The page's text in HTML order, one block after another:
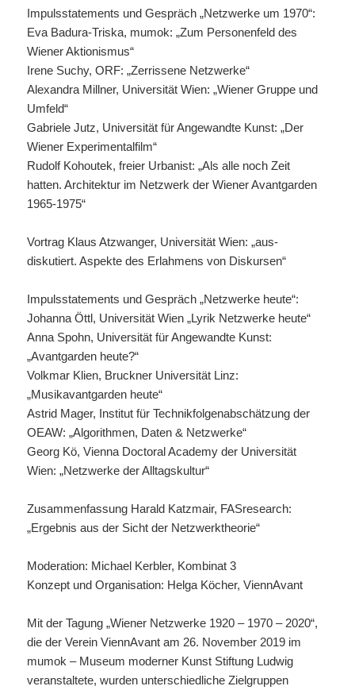
Impulsstatements und Gespräch „Netzwerke um 1970“:
Eva Badura-Triska, mumok: „Zum Personenfeld des
Wiener Aktionismus“
Irene Suchy, ORF: „Zerrissene Netzwerke“
Alexandra Millner, Universität Wien: „Wiener Gruppe und
Umfeld“
Gabriele Jutz, Universität für Angewandte Kunst: „Der
Wiener Experimentalfilm“
Rudolf Kohoutek, freier Urbanist: „Als alle noch Zeit
hatten. Architektur im Netzwerk der Wiener Avantgarden
1965-1975“
Vortrag Klaus Atzwanger, Universität Wien: „aus-
diskutiert. Aspekte des Erlahmens von Diskursen“
Impulsstatements und Gespräch „Netzwerke heute“:
Johanna Öttl, Universität Wien „Lyrik Netzwerke heute“
Anna Spohn, Universität für Angewandte Kunst:
„Avantgarden heute?“
Volkmar Klien, Bruckner Universität Linz:
„Musikavantgarden heute“
Astrid Mager, Institut für Technikfolgenabschätzung der
OEAW: „Algorithmen, Daten & Netzwerke“
Georg Kö, Vienna Doctoral Academy der Universität
Wien: „Netzwerke der Alltagskultur“
Zusammenfassung Harald Katzmair, FASresearch:
„Ergebnis aus der Sicht der Netzwerktheorie“
Moderation: Michael Kerbler, Kombinat 3
Konzept und Organisation: Helga Köcher, ViennAvant
Mit der Tagung „Wiener Netzwerke 1920 – 1970 – 2020“,
die der Verein ViennAvant am 26. November 2019 im
mumok – Museum moderner Kunst Stiftung Ludwig
veranstaltete, wurden unterschiedliche Zielgruppen